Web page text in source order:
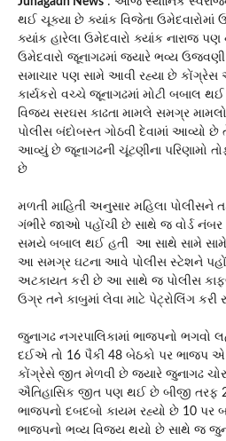
થઈ ચૂક્યા છે ક્યાંક વિજેતા ઉમેદવારોમાં
ક્યાંક હારેલા ઉમેદવારો ક્યાંક નારાજ
ઉમેદવારો જૂનાગઢમાં જ્યારે ભવ્ય ઉજવણી
સમાચાર પણ સામે આવી રહ્યા છે કોંગ્રેસ
કાર્યકરો વચ્ચે જૂનાગઢમાં મોટી બબાલ
વિજય સરઘસ કાઢતા મામલે સમગ્ર
પોલીસ બંદોબસ્ત ગોઠવી દેવામાં આવ્યો છે
આવ્યું છે જૂનાગઢની ચૂંટણીના પરિણામો
છે
મળતી માહિતી અનુસાર મહિલા પોલીસને
ગંભીરે જાઓ પહોંચી છે સાથે જ વોર્ડ
સમયે બબાલ થઈ હતી આ સાથે સામે સામે
આ સમગ્ર ઘટના આવે પોલીસ સ્ટેશને
અટકાયત કરી છે આ સાથે જ પોલીસ
ઉગ્ર તને કાબુમાં લેવા માટે પેટ્રોલિંગ કરી
જુનાગઢ નગરપાલિકામાં ભાજપનો ભગવો
દઈએ તો 16 પૈકી 48 બેઠકો પર ભાજપ
કોંગ્રેસે જીત મેળવી છે જ્યારે જુનાગઢ
ઐતિહાસિક જીત પણ થઈ છે બીજી તરફ
ભાજપનો દબદબો કાયમ રહ્યો છે 10 પર
ભાજપનો ભવ્ય વિજય થયો છે સાથે જ